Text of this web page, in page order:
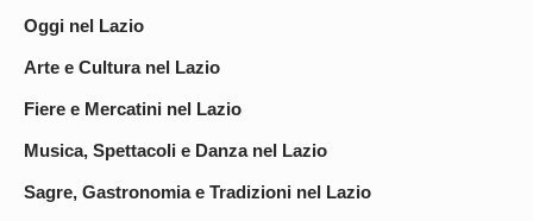
Oggi nel Lazio
Arte e Cultura nel Lazio
Fiere e Mercatini nel Lazio
Musica, Spettacoli e Danza nel Lazio
Sagre, Gastronomia e Tradizioni nel Lazio